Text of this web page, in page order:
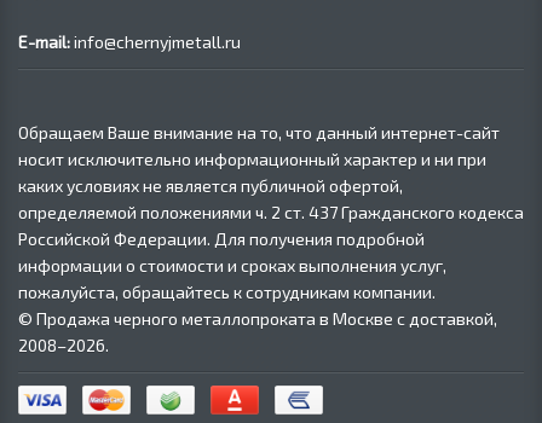
E-mail:info@chernyjmetall.ru
Обращаем Ваше внимание на то, что данный интернет-сайт
носит исключительно информационный характер и ни при
каких условиях не является публичной офертой,
определяемой положениями ч. 2 ст. 437 Гражданского кодекса
Российской Федерации. Для получения подробной
информации о стоимости и сроках выполнения услуг,
пожалуйста, обращайтесь к сотрудникам компании.
© Продажа черного металлопроката в Москве с доставкой,
2008–2026.